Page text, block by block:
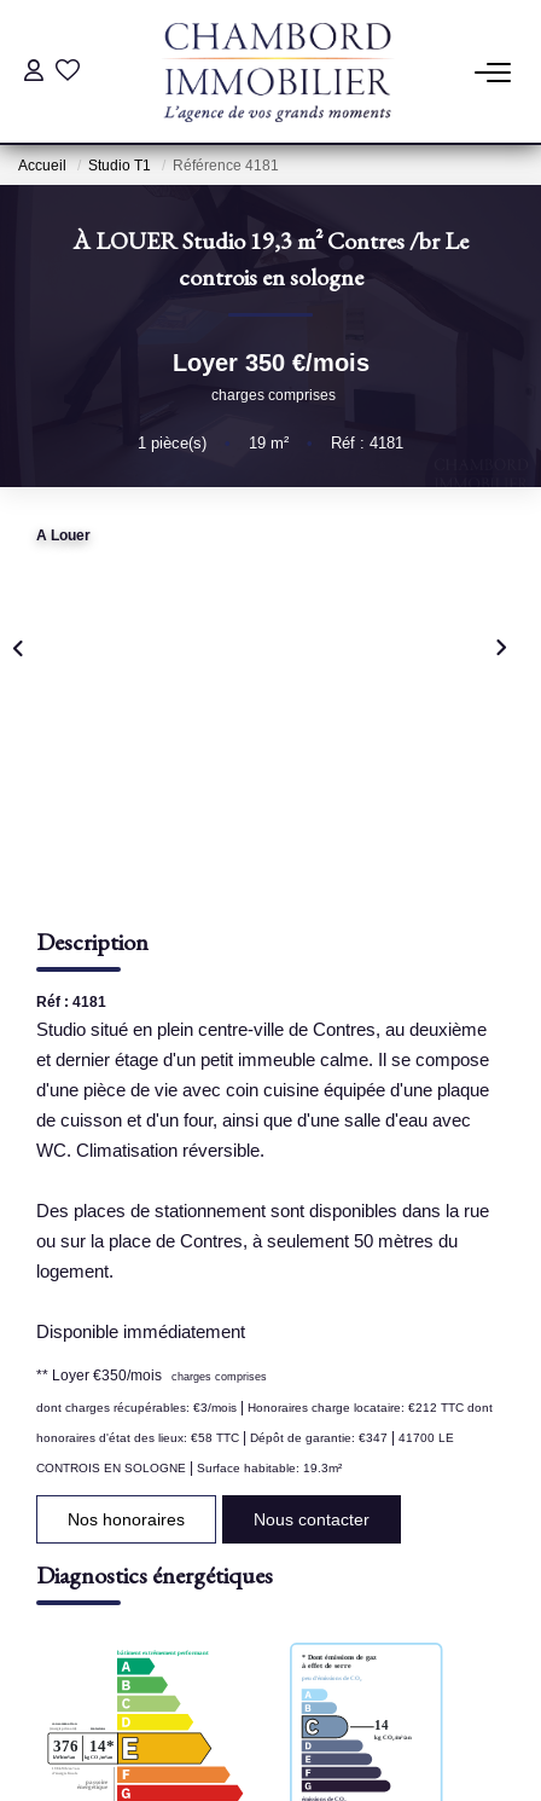
ACHAT
ESTIMATION
Estimation Par Un Professionnel
GESTION
Accueil Studio T1 Référence 4181
À LOUER Studio 19,3 m² Contres/brLe
controis en sologne
Loyer 350 €/mois
charges comprises
1 pièce(s) • 19 m² • Réf : 4181
A Louer
Description
Réf : 4181
Studio situé en plein centre-ville de Contres, au deuxième
et dernier étage d'un petit immeuble calme. Il se compose
d'une pièce de vie avec coin cuisine équipée d'une plaque
de cuisson et d'un four, ainsi que d'une salle d'eau avec
WC. Climatisation réversible.
Des places de stationnement sont disponibles dans la rue
ou sur la place de Contres, à seulement 50 mètres du
logement.
Disponible immédiatement
** Loyer €350/mois charges comprises
dont charges récupérables: €3/mois | Honoraires charge locataire: €212 TTC dont
honoraires d'état des lieux: €58 TTC | Dépôt de garantie: €347 | 41700 LE
CONTROIS EN SOLOGNE | Surface habitable: 19.3m²
Nos honoraires Nous contacter
Diagnostics énergétiques